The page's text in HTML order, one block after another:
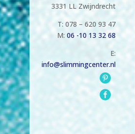
3331 LL Zwijndrecht
T: 078 – 620 93 47
M:06 -10 13 32 68
E:
info@slimmingcenter.nl

